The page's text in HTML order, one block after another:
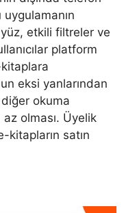
etkili filtreler ve
platform
eksi yanlarından
okuma
olması. Üyelik
satın